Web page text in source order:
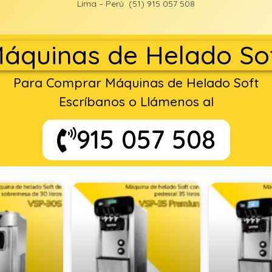
Lima – Perú (51) 915 057 508
de Helado
Para Comprar Máquinas de Helado Soft
Escríbanos o Llámenos al
915 057 508